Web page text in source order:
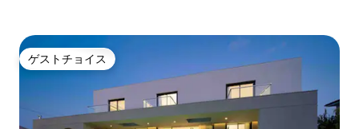
ゲストチョイス
ゲストチョイス